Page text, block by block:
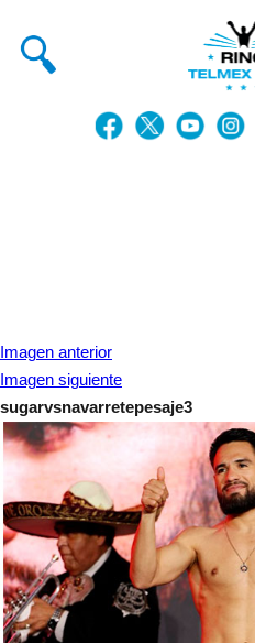
Imagen anterior
Imagen siguiente
sugarvsnavarretepesaje3